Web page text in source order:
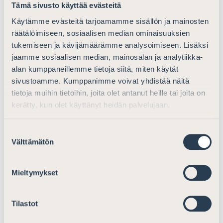
Tämä sivusto käyttää evästeitä
Käytämme evästeitä tarjoamamme sisällön ja mainosten
räätälöimiseen, sosiaalisen median ominaisuuksien
tukemiseen ja kävijämäärämme analysoimiseen. Lisäksi
jaamme sosiaalisen median, mainosalan ja analytiikka-
alan kumppaneillemme tietoja siitä, miten käytät
sivustoamme. Kumppanimme voivat yhdistää näitä
tietoja muihin tietoihin, joita olet antanut heille tai joita on
kerätty, kun olet käyttänyt heidän palvelujaan.
valinta
Välttämätön
Mieltymykset
Tilastot
täydentäisivät olemassa olevaa kansallista
lainsäädäntöä ja tehostaisivat suojaa häirintäkanteita
vastaan.
Suomen Asianajajat korostaa, että sananvapauden
suojaaminen ei saa johtaa siihen, että oikeussuojan
hakemista rajoitetaan perusteettomasti. Kuten
mietinnössä todetaan, pelkkä vaientamistarkoitus ei
itsessään vielä tee oikeudenkäynnistä väärinkäyttöön
jatkossakin täysi oikeus puolustautua tällaiselta
toiminnalta ja nostaa kanne sen varmistamiseksi, että
valheellisten väitteiden esittäminen lakkaa (s. 54).
Asianajajat ovat keskeisessä asemassa arvioitaessa
SLAPP-kanteiden tunnistamisessa ja torjumisessa.
Suomen Asianajajat on siksi edelleen valmis ottamaan